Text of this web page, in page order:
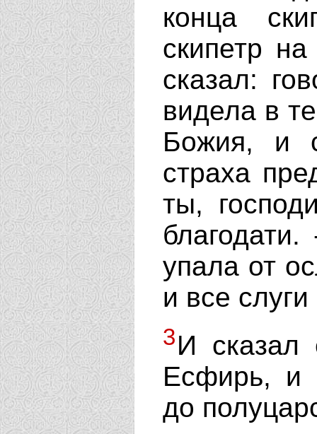
конца
скипетр
сказал:
видела в
Божия, и
страха
ты,
упала от
и все
3И сказал
Есфирь, и
до